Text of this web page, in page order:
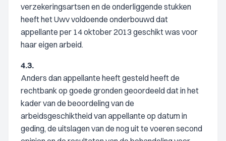
verzekeringsartsen en de onderliggende stukken
heeft het Uwv voldoende onderbouwd dat
appellante per 14 oktober 2013 geschikt was voor
haar eigen arbeid.
4.3.
Anders dan appellante heeft gesteld heeft de
rechtbank op goede gronden geoordeeld dat in het
kader van de beoordeling van de
arbeidsgeschiktheid van appellante op datum in
geding, de uitslagen van de nog uit te voeren second